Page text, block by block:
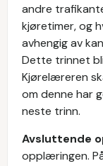
andre
kjøretimer, og
avhengig av
Dette trinnet
Kjørelæreren
om denne har
neste trinn.
Avsluttende
opplæringen.